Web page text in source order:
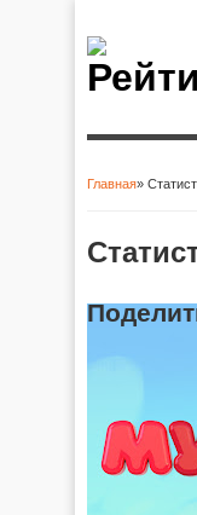
Главная»